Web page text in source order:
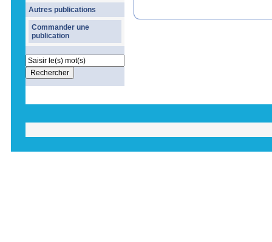
Autres publications
Commander une
publication